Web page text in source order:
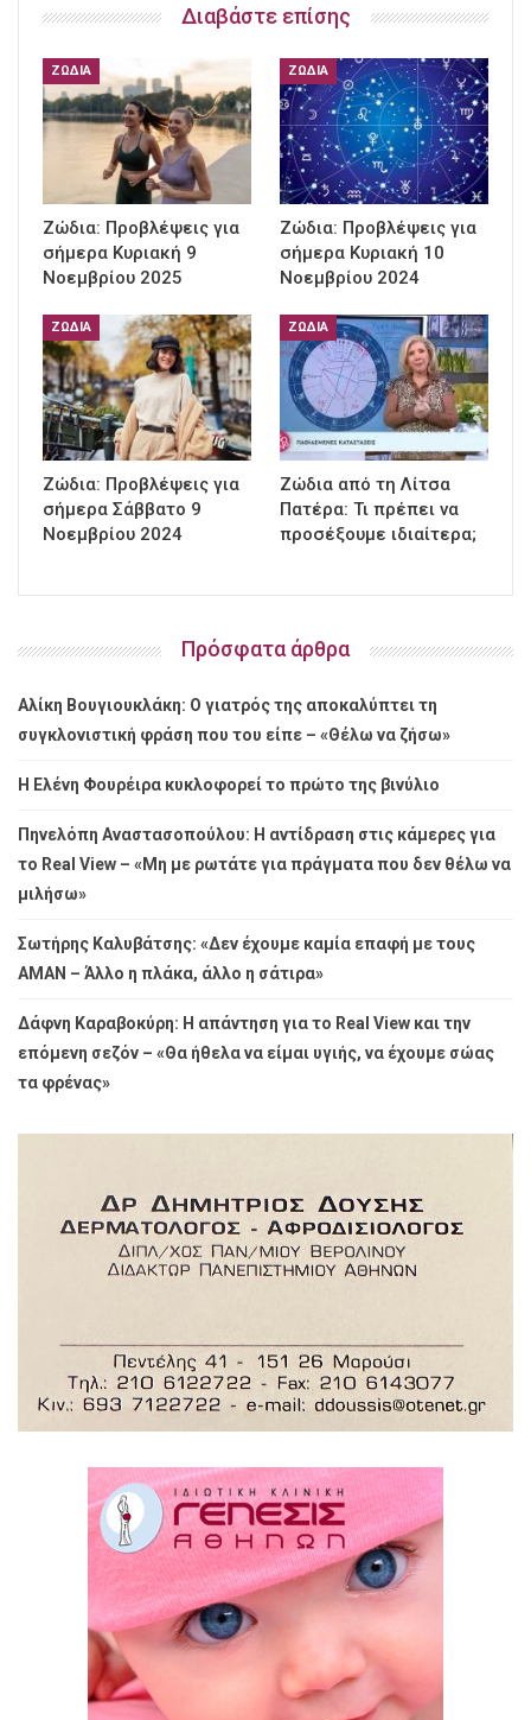
Διαβάστε επίσης
ΖΏΔΙΑ
Ζώδια: Προβλέψεις για
σήμερα Κυριακή 9
Νοεμβρίου 2025
ΖΏΔΙΑ
Ζώδια: Προβλέψεις για
σήμερα Κυριακή 10
Νοεμβρίου 2024
ΖΏΔΙΑ
Ζώδια: Προβλέψεις για
σήμερα Σάββατο 9
Νοεμβρίου 2024
ΖΏΔΙΑ
Ζώδια από τη Λίτσα
Πατέρα: Τι πρέπει να
προσέξουμε ιδιαίτερα;
Πρόσφατα άρθρα
Αλίκη Βουγιουκλάκη: Ο γιατρός της αποκαλύπτει τη
συγκλονιστική φράση που του είπε – «Θέλω να ζήσω»
Η Ελένη Φουρέιρα κυκλοφορεί το πρώτο της βινύλιο
Πηνελόπη Αναστασοπούλου: Η αντίδραση στις κάμερες για
το Real View – «Μη με ρωτάτε για πράγματα που δεν θέλω να
μιλήσω»
Σωτήρης Καλυβάτσης: «Δεν έχουμε καμία επαφή με τους
ΑΜΑΝ – Άλλο η πλάκα, άλλο η σάτιρα»
Δάφνη Καραβοκύρη: Η απάντηση για το Real View και την
επόμενη σεζόν – «Θα ήθελα να είμαι υγιής, να έχουμε σώας
τα φρένας»